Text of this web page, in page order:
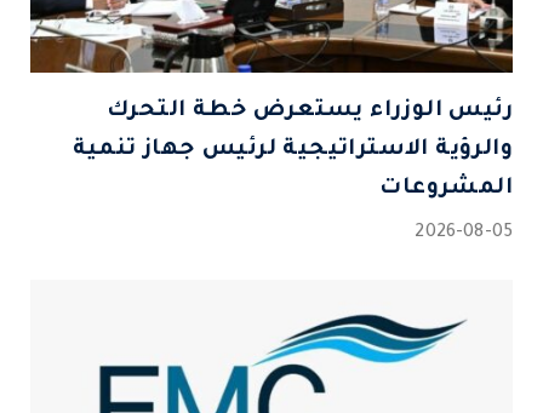
رئيس الوزراء يستعرض خطة التحرك
والرؤية الاستراتيجية لرئيس جهاز تنمية
المشروعات
2026-08-05